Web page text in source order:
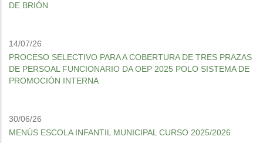
DE BRIÓN
14/07/26
PROCESO SELECTIVO PARA A COBERTURA DE TRES PRAZAS
DE PERSOAL FUNCIONARIO DA OEP 2025 POLO SISTEMA DE
PROMOCIÓN INTERNA
30/06/26
MENÚS ESCOLA INFANTIL MUNICIPAL CURSO 2025/2026